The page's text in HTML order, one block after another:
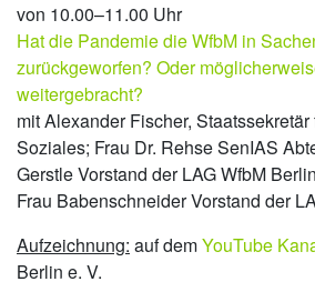
von 10.00–11.00 Uhr
Hat die Pandemie die WfbM in
zurückgeworfen? Oder
weitergebracht?
mit Alexander Fischer,
Soziales; Frau Dr. Rehse SenIAS
Gerstle Vorstand der LAG WfbM
Frau Babenschneider Vorstand der
Aufzeichnung: auf demYouTube
Berlin e. V.